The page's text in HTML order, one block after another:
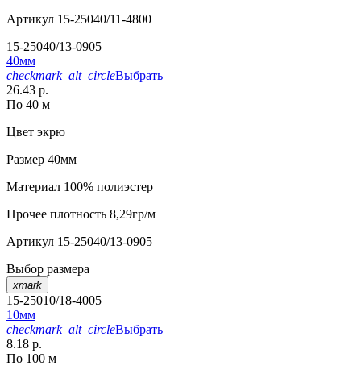
Артикул 15-25040/11-4800
15-25040/13-0905
40мм
checkmark_alt_circleВыбрать
26.43 р.
По 40 м
Цвет экрю
Размер 40мм
Материал 100% полиэстер
Прочее плотность 8,29гр/м
Артикул 15-25040/13-0905
Выбор размера
xmark
15-25010/18-4005
10мм
checkmark_alt_circleВыбрать
8.18 р.
По 100 м